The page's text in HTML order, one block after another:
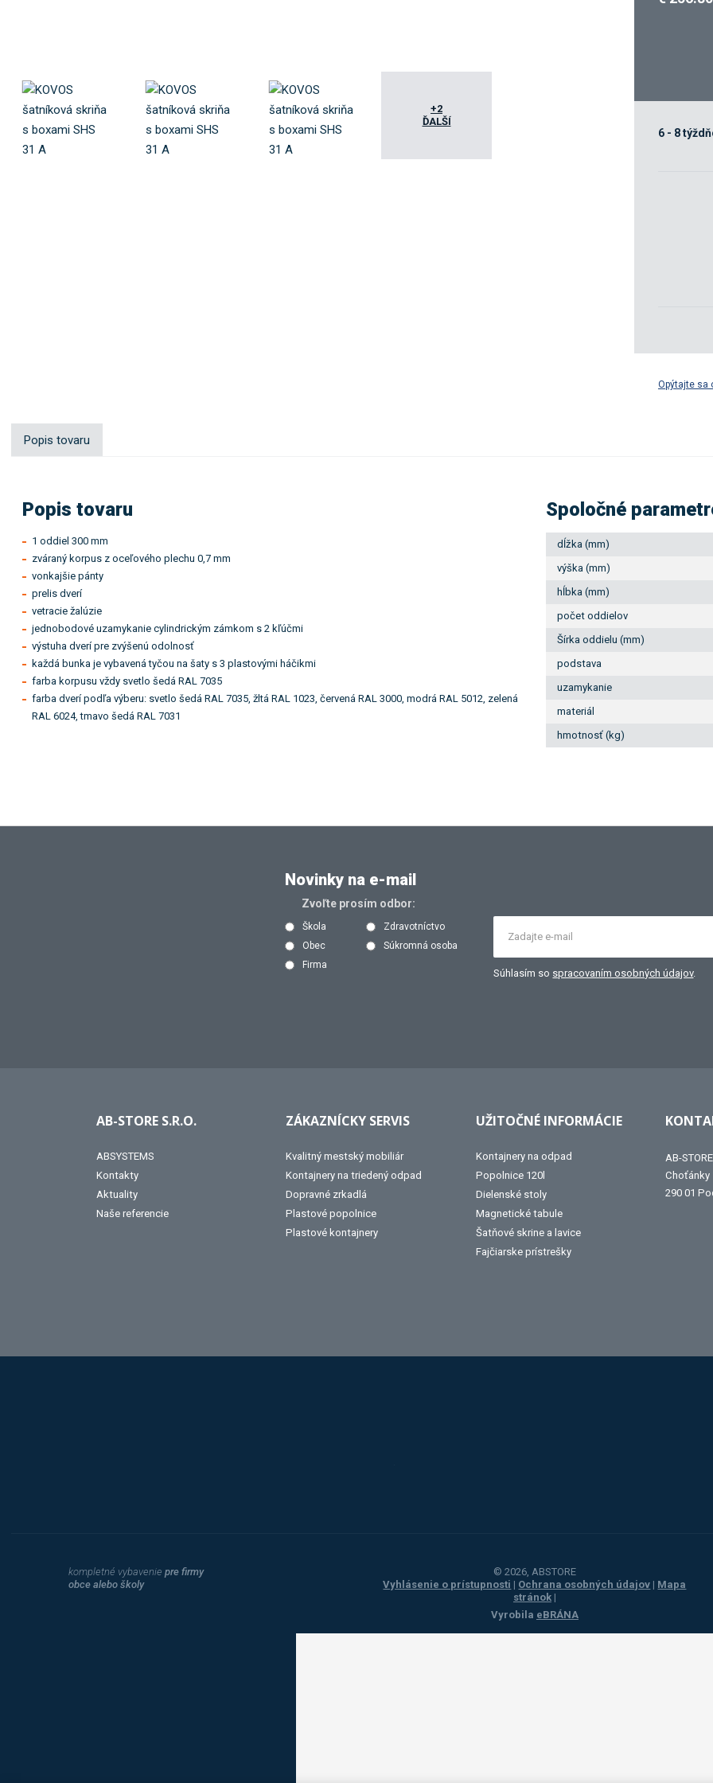
+2
ĎALŠÍ
6 - 8
Opýtajte sa
Popis tovaru
Popis tovaru
1 oddiel 300 mm
zváraný korpus z oceľového plechu 0,7 mm
vonkajšie pánty
prelis dverí
vetracie žalúzie
jednobodové uzamykanie cylindrickým zámkom s 2 kľúčmi
výstuha dverí pre zvýšenú odolnosť
každá bunka je vybavená tyčou na šaty s 3 plastovými háčikmi
farba korpusu vždy svetlo šedá RAL 7035
farba dverí podľa výberu: svetlo šedá RAL 7035, žltá RAL 1023, červená RAL 3000, modrá RAL 5012, zelená
RAL 6024, tmavo šedá RAL 7031
Spoločné
dĺžka (mm)
výška (mm)
hĺbka (mm)
počet oddielov
Šírka oddielu (mm)
podstava
uzamykanie
materiál
hmotnosť (kg)
Novinky na e-mail
Zvoľte prosím odbor:
Škola
Zdravotníctvo
Obec
Súkromná osoba
Firma
Súhlasím so spracovaním osobných údajov.
AB-STORE S.R.O.
ABSYSTEMS
Kontakty
Aktuality
Naše referencie
ZÁKAZNÍCKY SERVIS
Kvalitný mestský mobiliár
Kontajnery na triedený odpad
Dopravné zrkadlá
Plastové popolnice
Plastové kontajnery
UŽITOČNÉ INFORMÁCIE
Kontajnery na odpad
Popolnice 120l
Dielenské stoly
Magnetické tabule
Šatňové skrine a lavice
Fajčiarske prístrešky
AB-
Choťánky
290 01
kompletné vybaveniepre firmy
obce alebo školy
© 2026, ABSTORE
Vyhlásenie o prístupnosti | Ochrana osobných údajov | Mapa
stránok |
Vyrobila eBRÁNA